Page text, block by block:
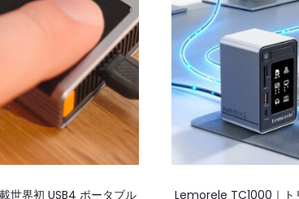
世界初 USB4 ポータブル
Lemorele TC1000｜ト